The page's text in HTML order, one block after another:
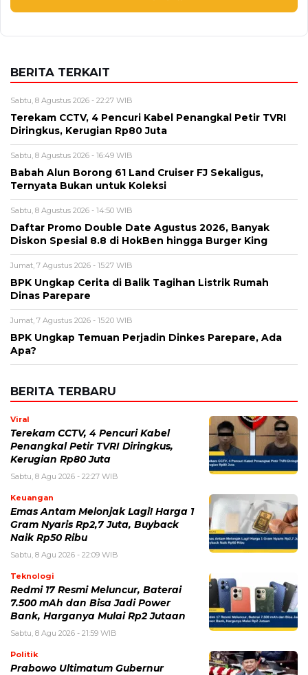
BERITA TERKAIT
Sabtu, 8 Agustus 2026 - 22:27 WIB
Terekam CCTV, 4 Pencuri Kabel Penangkal Petir TVRI
Diringkus, Kerugian Rp80 Juta
Sabtu, 8 Agustus 2026 - 16:49 WIB
Babah Alun Borong 61 Land Cruiser FJ Sekaligus,
Ternyata Bukan untuk Koleksi
Sabtu, 8 Agustus 2026 - 14:50 WIB
Daftar Promo Double Date Agustus 2026, Banyak
Diskon Spesial 8.8 di HokBen hingga Burger King ‎
Jumat, 7 Agustus 2026 - 15:27 WIB
BPK Ungkap Cerita di Balik Tagihan Listrik Rumah
Dinas Parepare
Jumat, 7 Agustus 2026 - 15:20 WIB
BPK Ungkap Temuan Perjadin Dinkes Parepare, Ada
Apa?
BERITA TERBARU
Viral
Terekam CCTV, 4 Pencuri Kabel
Penangkal Petir TVRI Diringkus,
Kerugian Rp80 Juta
Sabtu, 8 Agu 2026 - 22:27 WIB
Keuangan
Emas Antam Melonjak Lagi! Harga 1
Gram Nyaris Rp2,7 Juta, Buyback
Naik Rp50 Ribu
Sabtu, 8 Agu 2026 - 22:09 WIB
Teknologi
Redmi 17 Resmi Meluncur, Baterai
7.500 mAh dan Bisa Jadi Power
Bank, Harganya Mulai Rp2 Jutaan
Sabtu, 8 Agu 2026 - 21:59 WIB
Politik
Prabowo Ultimatum Gubernur